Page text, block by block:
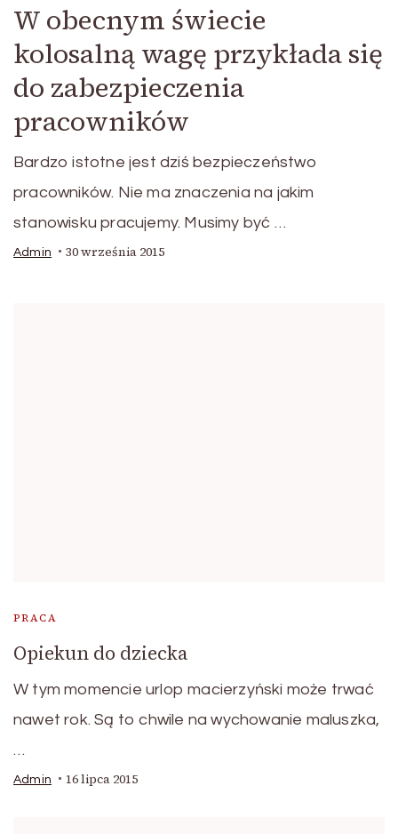
W obecnym świecie
kolosalną wagę przykłada się
do zabezpieczenia
pracowników
Bardzo istotne jest dziś bezpieczeństwo
pracowników. Nie ma znaczenia na jakim
stanowisku pracujemy. Musimy być …
Admin 30 września 2015
PRACA
Opiekun do dziecka
W tym momencie urlop macierzyński może trwać
nawet rok. Są to chwile na wychowanie maluszka,
…
Admin 16 lipca 2015